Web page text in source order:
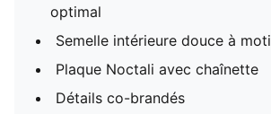
optimal
Semelle intérieure douce à
Plaque Noctali avec chaînette
Détails co-brandés